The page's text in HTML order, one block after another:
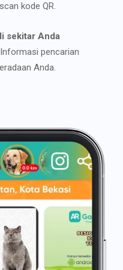
kode QR.
sekitar Anda
pencarian
Anda.